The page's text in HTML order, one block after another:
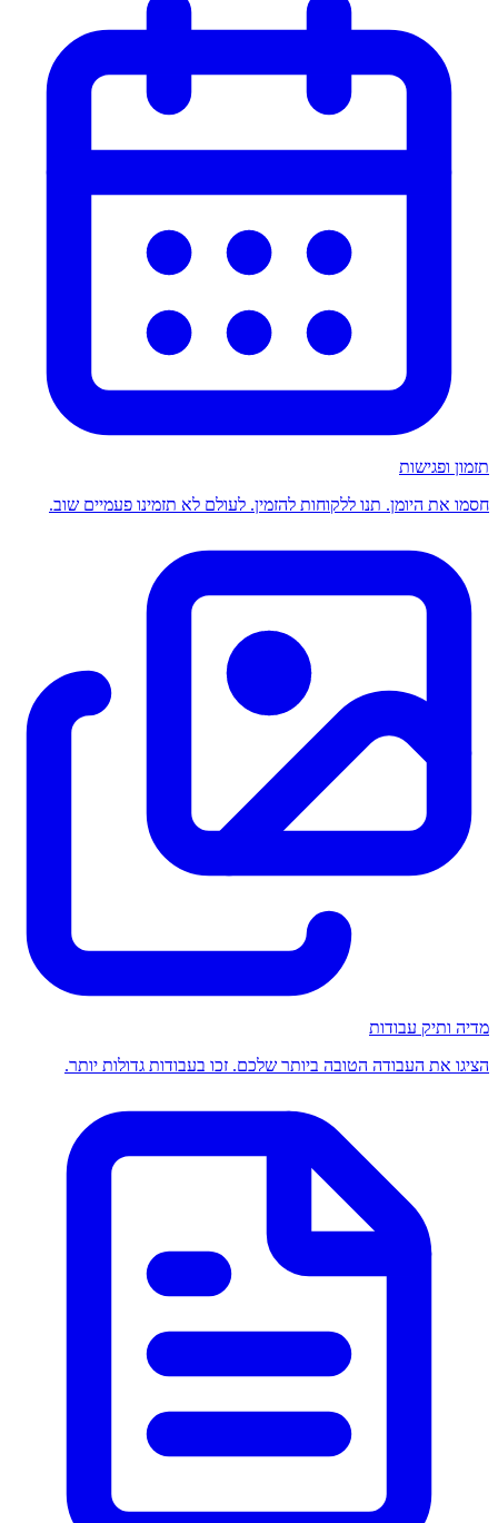
תזמון ופגישות
חסמו את היומן. תנו ללקוחות להזמין. לעולם לא תזמינו פעמיים שוב.
מדיה ותיק עבודות
הציגו את העבודה הטובה ביותר שלכם. זכו בעבודות גדולות יותר.